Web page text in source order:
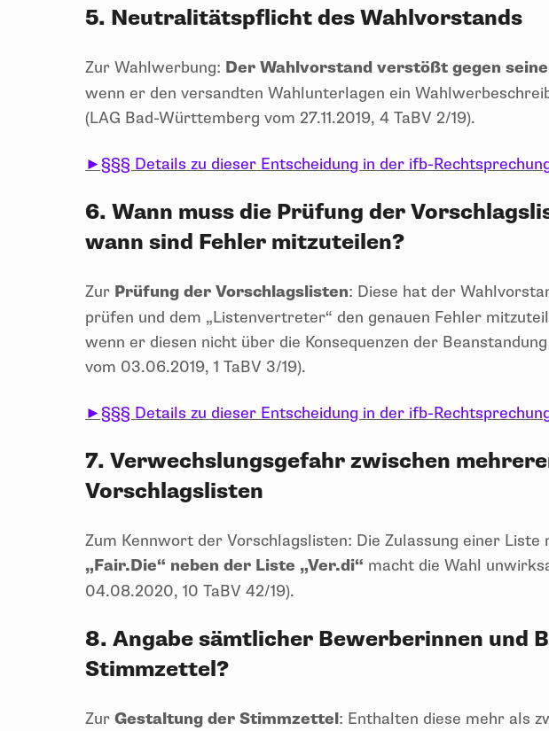
5. Neutralitätspflicht des Wahlvorstands
Zur Wahlwerbung: Der Wahlvorstand verstößt gegen
wenn er den versandten Wahlunterlagen ein
(LAG Bad-Württemberg vom 27.11.2019, 4 TaBV 2/19).
►§§§ Details zu dieser Entscheidung in der ifb-
6. Wann muss die Prüfung der
wann sind Fehler mitzuteilen?
Zur Prüfung der Vorschlagslisten: Diese hat der
prüfen und dem „Listenvertreter“ den genauen Fehler
wenn er diesen nicht über die Konsequenzen der
vom 03.06.2019, 1 TaBV 3/19).
►§§§ Details zu dieser Entscheidung in der ifb-
7. Verwechslungsgefahr zwischen
Vorschlagslisten
Zum Kennwort der Vorschlagslisten: Die Zulassung einer Liste
„Fair.Die“ neben der Liste „Ver.di“ macht die Wahl
04.08.2020, 10 TaBV 42/19).
8. Angabe sämtlicher Bewerberinnen und
Stimmzettel?
Zur Gestaltung der Stimmzettel: Enthalten diese mehr als